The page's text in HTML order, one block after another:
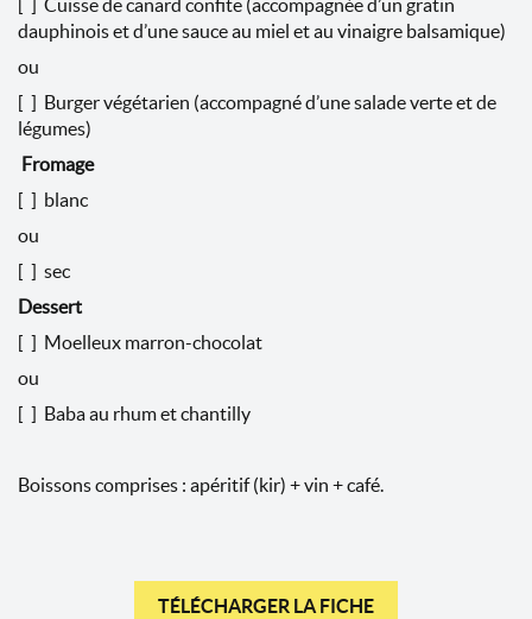
[ ] Cuisse de canard confite (accompagnée d’un gratin
dauphinois et d’une sauce au miel et au vinaigre balsamique)
ou
[ ] Burger végétarien (accompagné d’une salade verte et de
légumes)
Fromage
[ ] blanc
ou
[ ] sec
Dessert
[ ] Moelleux marron-chocolat
ou
[ ] Baba au rhum et chantilly
Boissons comprises : apéritif (kir) + vin + café.
TÉLÉCHARGER LA FICHE